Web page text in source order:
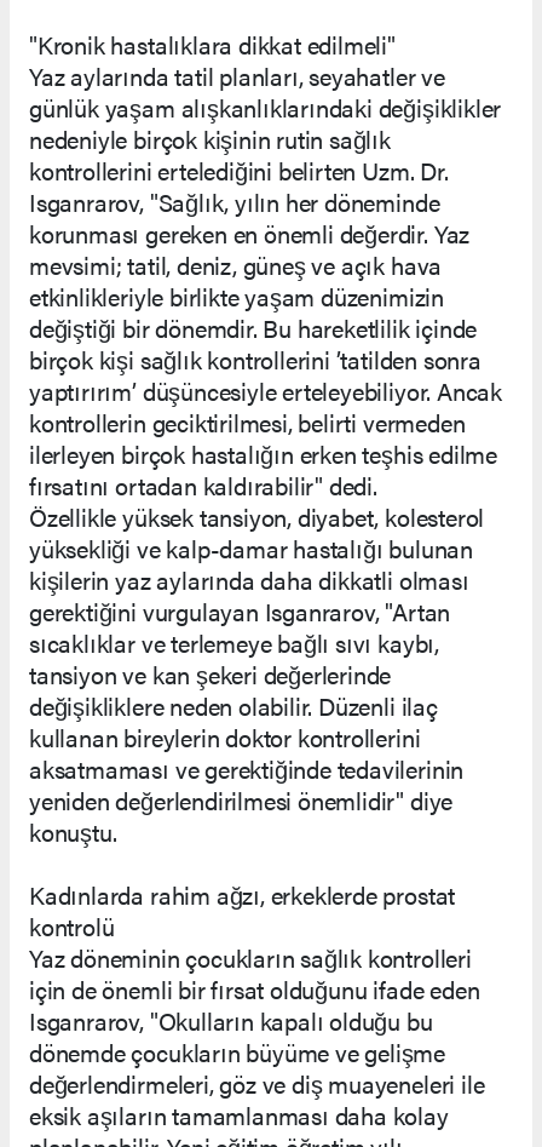
"Kronik hastalıklara dikkat edilmeli"
Yaz aylarında tatil planları, seyahatler ve
günlük yaşam alışkanlıklarındaki değişiklikler
nedeniyle birçok kişinin rutin sağlık
kontrollerini ertelediğini belirten Uzm. Dr.
Isganrarov, "Sağlık, yılın her döneminde
korunması gereken en önemli değerdir. Yaz
mevsimi; tatil, deniz, güneş ve açık hava
etkinlikleriyle birlikte yaşam düzenimizin
değiştiği bir dönemdir. Bu hareketlilik içinde
birçok kişi sağlık kontrollerini ’tatilden sonra
yaptırırım’ düşüncesiyle erteleyebiliyor. Ancak
kontrollerin geciktirilmesi, belirti vermeden
ilerleyen birçok hastalığın erken teşhis edilme
fırsatını ortadan kaldırabilir" dedi.
Özellikle yüksek tansiyon, diyabet, kolesterol
yüksekliği ve kalp-damar hastalığı bulunan
kişilerin yaz aylarında daha dikkatli olması
gerektiğini vurgulayan Isganrarov, "Artan
sıcaklıklar ve terlemeye bağlı sıvı kaybı,
tansiyon ve kan şekeri değerlerinde
değişikliklere neden olabilir. Düzenli ilaç
kullanan bireylerin doktor kontrollerini
aksatmaması ve gerektiğinde tedavilerinin
yeniden değerlendirilmesi önemlidir" diye
konuştu.
Kadınlarda rahim ağzı, erkeklerde prostat
kontrolü
Yaz döneminin çocukların sağlık kontrolleri
için de önemli bir fırsat olduğunu ifade eden
Isganrarov, "Okulların kapalı olduğu bu
dönemde çocukların büyüme ve gelişme
değerlendirmeleri, göz ve diş muayeneleri ile
eksik aşıların tamamlanması daha kolay